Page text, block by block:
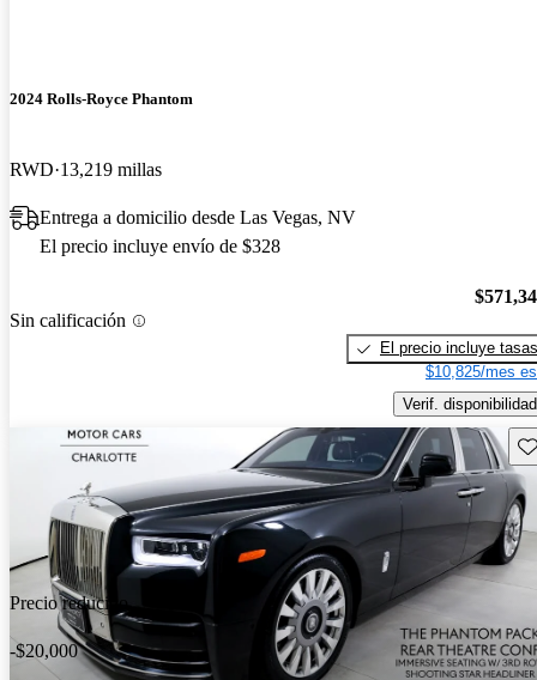
2024 Rolls-Royce Phantom
RWD 13,219 millas
Entrega a domicilio desde Las Vegas, NV
El precio incluye envío de $328
Sin calificación
El precio incluye tasas
$10,825/mes
Verif. disponibilidad
Precio reducido
-$20,000